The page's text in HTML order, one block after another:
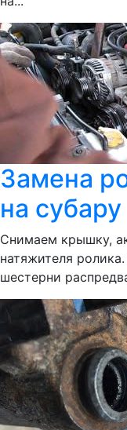
Замена
на субару
Снимаем крышку,
натяжителя
шестерни